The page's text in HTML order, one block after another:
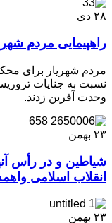
۲۸ دی
راهپیمایی مردم
مردم شهریار برای
نسبت به جنایات
وحدت آفرین زدند.
۲۳ بهمن
شیاطین و در رأس
انقلاب اسلامی
۲۳ بهمن